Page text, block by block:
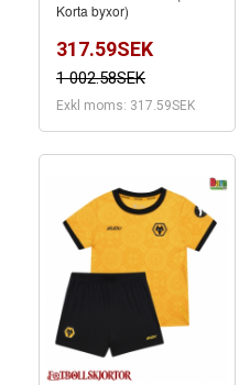
Korta byxor)
317.59SEK
1 002.58SEK
Exkl moms: 317.59SEK